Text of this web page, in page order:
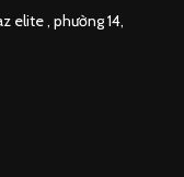
elite , phường 14,